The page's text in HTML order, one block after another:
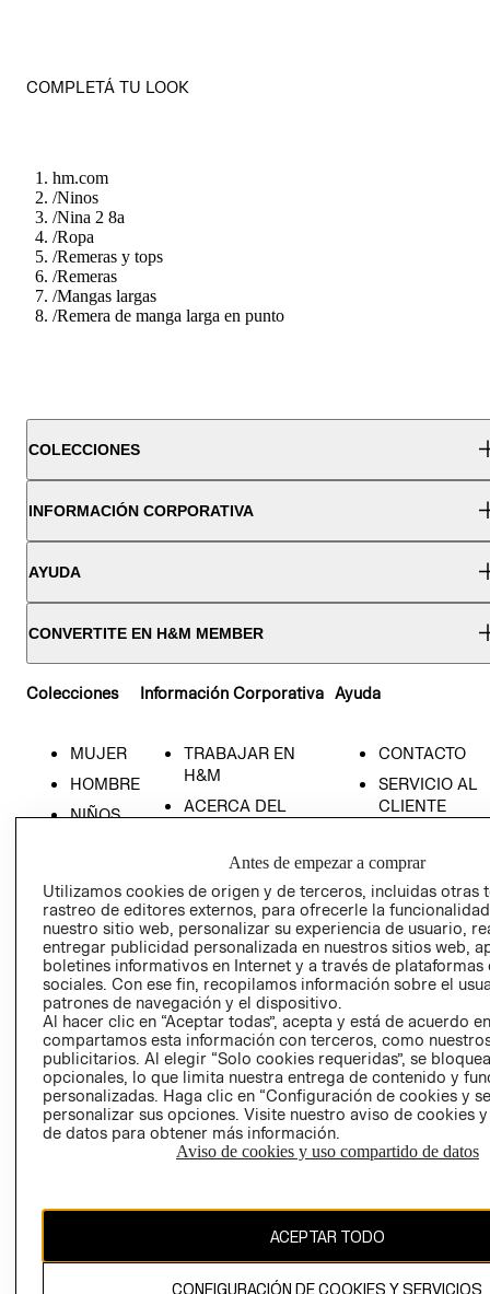
COMPLETÁ TU LOOK
hm.com
/Ninos
/Nina 2 8a
/Ropa
/Remeras y tops
/Remeras
/Mangas largas
/Remera de manga larga en punto
COLECCIONES
INFORMACIÓN CORPORATIVA
AYUDA
CONVERTITE EN H&M MEMBER
Colecciones
MUJER
HOMBRE
NIÑOS
Información Corporativa
TRABAJAR EN
H&M
ACERCA DEL
RESPONSABILIDAD
PRENSA
RELACIÓN CON
INVERSIONISTAS
POLÍTICA
EMPRESARIAL
Ayuda
CONTACTO
SERVICIO AL
CLIENTE
NUESTRAS
TIENDAS
- RETIRO EN
TIENDA
TÉRMINOS Y
CONDICIONES
AVISO DE
PRIVACIDAD
GIFT CARD
COOKIES
Antes de empezar a comprar
Utilizamos cookies de origen y de terceros, incluidas otras
rastreo de editores externos, para ofrecerle la
nuestro sitio web, personalizar su experiencia de usuario,
entregar publicidad personalizada en nuestros sitios web,
boletines informativos en Internet y a través de plataformas
sociales. Con ese fin, recopilamos información sobre el
patrones de navegación y el dispositivo.
Al hacer clic en “Aceptar todas”, acepta y está de acuerdo
compartamos esta información con terceros, como
publicitarios. Al elegir “Solo cookies requeridas”, se
opcionales, lo que limita nuestra entrega de contenido y
personalizadas. Haga clic en “Configuración de cookies y
personalizar sus opciones. Visite nuestro aviso de cookies
de datos para obtener más información.
Aviso de cookies y uso compartido de datos
ACEPTAR TODO
CONFIGURACIÓN DE COOKIES Y SERVICIOS